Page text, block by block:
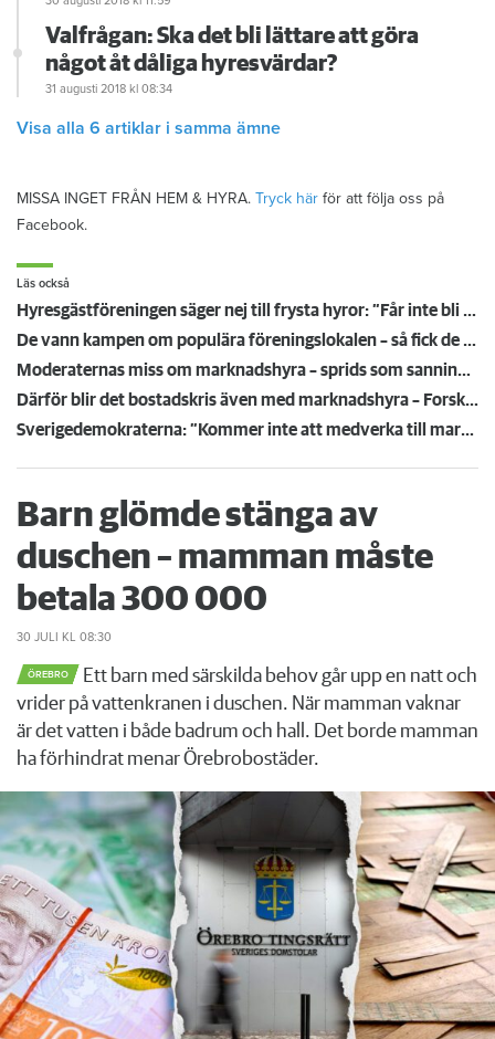
Valfrågan: Ska det bli lättare att göra
något åt dåliga hyresvärdar?
31 augusti 2018 kl 08:34
Visa alla 6 artiklar i samma ämne
MISSA INGET FRÅN HEM & HYRA. Tryck här för att följa oss på
Facebook.
Läs också
Hyresgästföreningen säger nej till frysta hyror: ”Får inte bli en bricka i ett politiskt spel”
De vann kampen om populära föreningslokalen – så fick de Övikshem att riva uppsägningen
Moderaternas miss om marknadshyra – sprids som sanning av AI och stor ledarsida
Därför blir det bostadskris även med marknadshyra – Forskaren: ”Det är problem överallt”
Sverigedemokraterna: ”Kommer inte att medverka till marknadshyror”
Barn glömde stänga av
duschen – mamman måste
betala 300 000
30 JULI KL 08:30
ÖREBRO
Ett barn med särskilda behov går upp en natt och
vrider på vattenkranen i duschen. När mamman vaknar
är det vatten i både badrum och hall. Det borde mamman
ha förhindrat menar Örebrobostäder.